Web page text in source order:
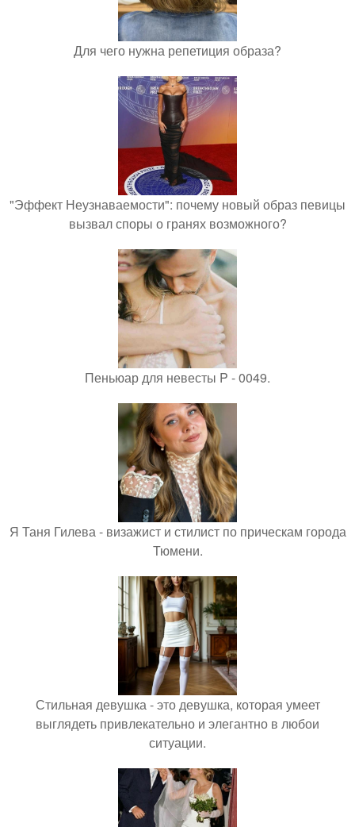
Для чего нужна репетиция образа?
"Эффект Неузнаваемости": почему новый образ певицы
вызвал споры о гранях возможного?
Пеньюар для невесты P - 0049.
Я Таня Гилева - визажист и стилист по прическам города
Тюмени.
Стильная девушка - это девушка, которая умеет
выглядеть привлекательно и элегантно в любои
ситуации.